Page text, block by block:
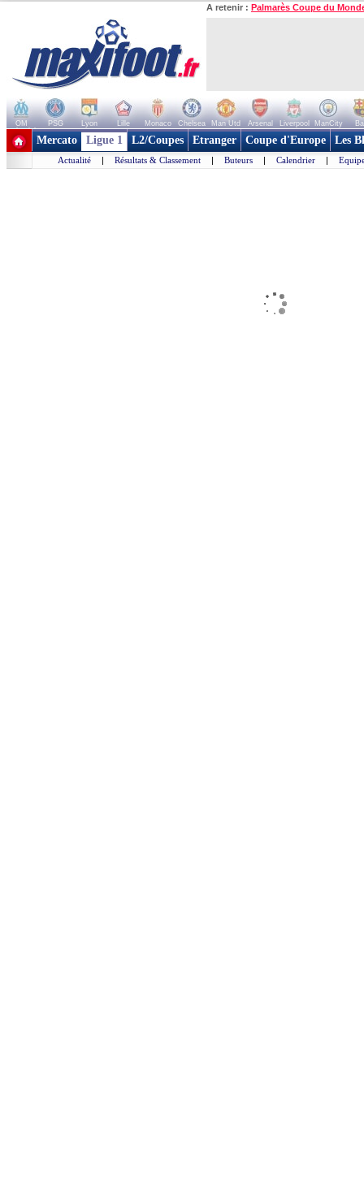
A retenir : Palmarès Coupe du
OM PSG Lyon Lille Monaco Chelsea Man Utd Arsenal Liverpool ManCity
+ de clubs
Mercato Ligue 1 L2/Coupes Etranger Coupe d'Europe Les
Actualité | Résultats & Classement | Buteurs | Calendrier |